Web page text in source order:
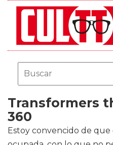
Transformers
360
Estoy convencido de que